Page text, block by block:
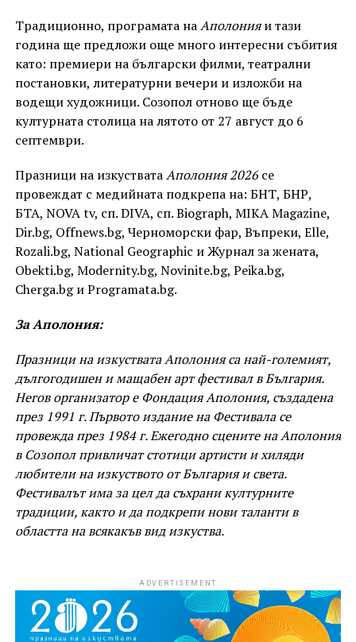
Традиционно, програмата наАполонияи тази
година ще предложи още много интересни събития
като: премиери на български филми, театрални
постановки, литературни вечери и изложби на
водещи художници. Созопол отново ще бъде
културната столица на лятото от 27 август до 6
септември.
Празници на изкустватаАполония 2026се
провеждат с медийната подкрепа на: БНТ, БНР,
БТА, NOVA tv, сп. DIVA, сп. Biograph, MIKA Magazine,
Dir.bg, Offnews.bg, Черноморски фар, Въпреки, Elle,
Rozali.bg, National Geographic и Журнал за жената,
Obekti.bg, Modernity.bg, Novinite.bg, Peika.bg,
Cherga.bg и Programata.bg.
За Аполония:
Празници на изкуствата Аполония са най-големият,
дългогодишен и мащабен арт фестивал в България.
Негов организатор е Фондация Аполония, създадена
през 1991 г. Първото издание на Фестивала се
провежда през 1984 г. Ежегодно сцените на Аполония
в Созопол привличат стотици артисти и хиляди
любители на изкуството от България и света.
Фестивалът има за цел да съхрани културните
традиции, както и да подкрепи нови таланти в
областта на всякакъв вид изкуства.
ADVERTISEMENT